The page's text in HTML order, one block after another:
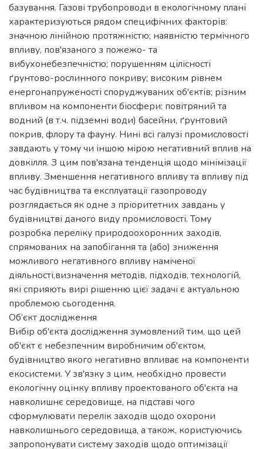
базування. Газові трубопроводи в екологічному плані
характеризуються рядом специфічних факторів:
значною лінійною протяжністю; наявністю термічного
впливу, пов'язаного з пожежо- та
вибухонебезпечністю; порушенням цілісності
ґрунтово-рослинного покриву; високим рівнем
енергонапруженості споруджуваних об'єктів; різним
впливом на компоненти біосфери: повітряний та
водний (в т.ч. підземні води) басейни, ґрунтовий
покрив, флору та фауну. Нині всі галузі промисловості
завдають у тому чи іншою мірою негативний вплив на
довкілля. З цим пов'язана тенденція щодо мінімізації
впливу. Зменшення негативного впливу та впливу під
час будівництва та експлуатації газопроводу
розглядається як одне з пріоритетних завдань у
будівництві даного виду промисловості. Тому
розробка переліку природоохоронних заходів,
спрямованих на запобігання та (або) зниження
можливого негативного впливу наміченої
діяльності,визначення методів, підходів, технологій,
які сприяють вирі рішенню цієї задачі є актуальною
проблемою сьогодення.
Об’єкт дослідження
Вибір об'єкта дослідження зумовлений тим, що цей
об'єкт є небезпечним виробничим об'єктом,
будівництво якого негативно впливає на компоненти
екосистеми. У зв'язку з цим, необхідно провести
екологічну оцінку впливу проектованого об'єкта на
навколишнє середовище, на підставі чого
сформулювати перелік заходів щодо охорони
навколишнього середовища, а також, користуючись
запропонувати систему заходів щодо оптимізації